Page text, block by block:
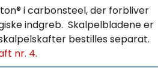
i carbonsteel, der forbliver
indgreb. Skalpelbladene er
bestilles separat.
nr. 4.